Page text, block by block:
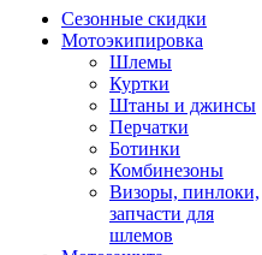
Сезонные скидки
Мотоэкипировка
Шлемы
Куртки
Штаны и джинсы
Перчатки
Ботинки
Комбинезоны
Визоры, пинлоки,
запчасти для
шлемов